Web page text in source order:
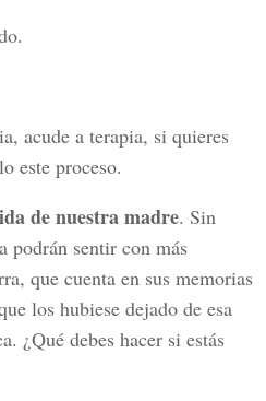
acude a terapia, si quieres
este proceso.
de nuestra madre. Sin
podrán sentir con más
que cuenta en sus memorias
los hubiese dejado de esa
¿Qué debes hacer si estás